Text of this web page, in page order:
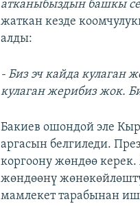
атканыбыздын башкы
жаткан кезде
алды:
- Биз эч кайда кулаган
кулаган жерибиз жок.
Бакиев ошондой эле
аргасын белгиледи.
коргоону жөндөө
жөндөөнү
мамлекет тарабынан